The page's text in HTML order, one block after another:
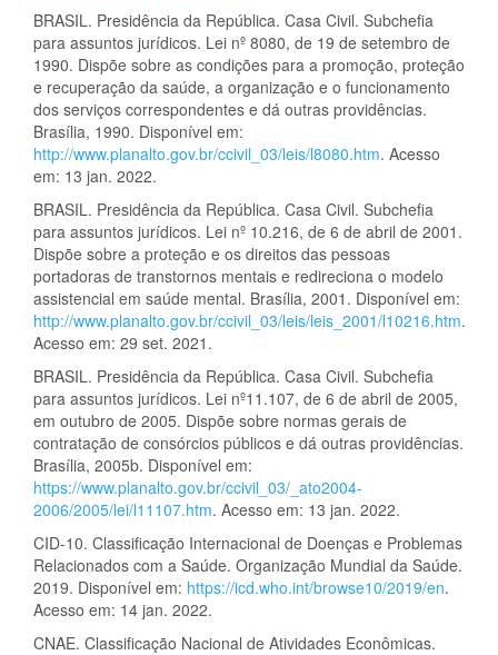
BRASIL. Presidência da República. Casa Civil. Subchefia
para assuntos jurídicos. Lei nº 8080, de 19 de setembro de
1990. Dispõe sobre as condições para a promoção, proteção
e recuperação da saúde, a organização e o funcionamento
dos serviços correspondentes e dá outras providências.
Brasília, 1990. Disponível em:
http://www.planalto.gov.br/ccivil_03/leis/l8080.htm. Acesso
em: 13 jan. 2022.
BRASIL. Presidência da República. Casa Civil. Subchefia
para assuntos jurídicos. Lei nº 10.216, de 6 de abril de 2001.
Dispõe sobre a proteção e os direitos das pessoas
portadoras de transtornos mentais e redireciona o modelo
assistencial em saúde mental. Brasília, 2001. Disponível em:
http://www.planalto.gov.br/ccivil_03/leis/leis_2001/l10216.htm.
Acesso em: 29 set. 2021.
BRASIL. Presidência da República. Casa Civil. Subchefia
para assuntos jurídicos. Lei nº11.107, de 6 de abril de 2005,
em outubro de 2005. Dispõe sobre normas gerais de
contratação de consórcios públicos e dá outras providências.
Brasília, 2005b. Disponível em:
https://www.planalto.gov.br/ccivil_03/_ato2004-
2006/2005/lei/l11107.htm. Acesso em: 13 jan. 2022.
CID-10. Classificação Internacional de Doenças e Problemas
Relacionados com a Saúde. Organização Mundial da Saúde.
2019. Disponível em: https://icd.who.int/browse10/2019/en.
Acesso em: 14 jan. 2022.
CNAE. Classificação Nacional de Atividades Econômicas.